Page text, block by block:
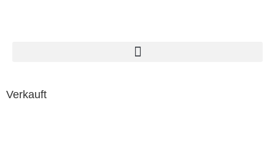
Verkauft